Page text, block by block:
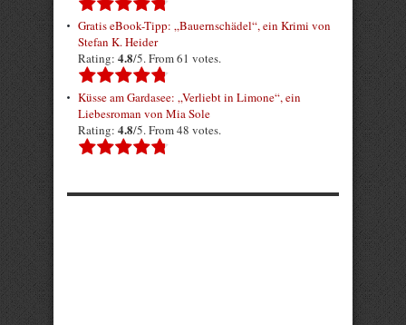
Gratis eBook-Tipp: „Bauernschädel“, ein Krimi von
Stefan K. Heider
Rating: 4.8/5. From 61 votes.
Küsse am Gardasee: „Verliebt in Limone“, ein
Liebesroman von Mia Sole
Rating: 4.8/5. From 48 votes.